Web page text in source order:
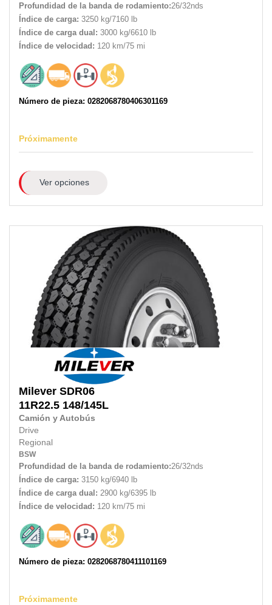
Profundidad de la banda de rodamiento:26/32nds
Índice de carga: 3250 kg/7160 lb
Índice de carga dual: 3000 kg/6610 lb
Índice de velocidad: 120 km/75 mi
Número de pieza: 0282068780406301169
Próximamente
Ver opciones
Milever SDR06
11R22.5 148/145L
Camión y Autobús
Drive
Regional
BSW
Profundidad de la banda de rodamiento:26/32nds
Índice de carga: 3150 kg/6940 lb
Índice de carga dual: 2900 kg/6395 lb
Índice de velocidad: 120 km/75 mi
Número de pieza: 0282068780411101169
Próximamente